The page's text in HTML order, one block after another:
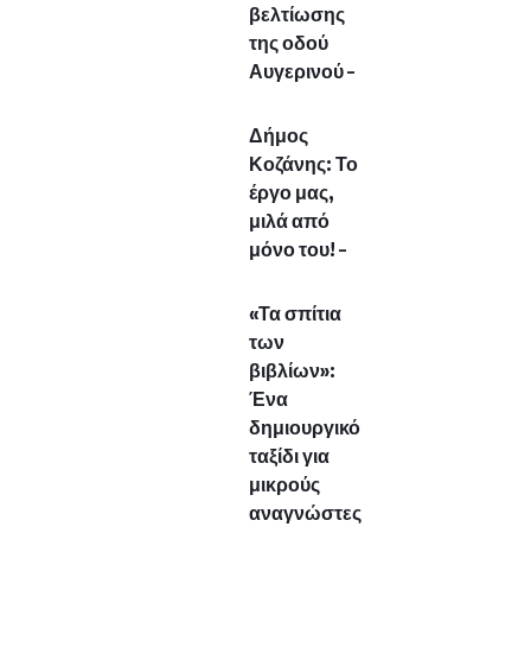
βελτίωσης
της οδού
Αυγερινού –
Δήμος
Κοζάνης: Το
έργο μας,
μιλά από
μόνο του! –
«Τα σπίτια
των
βιβλίων»:
Ένα
δημιουργικό
ταξίδι για
μικρούς
αναγνώστες